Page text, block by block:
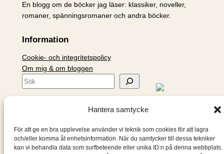
Hantera samtycke
För att ge en bra upplevelse använder vi teknik som cookies för att lagra
och/eller komma åt enhetsinformation. När du samtycker till dessa tekniker
kan vi behandla data som surfbeteende eller unika ID:n på denna webbplats.
En blogg om de böcker jag läser: klassiker, noveller,
romaner, spänningsromaner och andra böcker.
Information
Cookie- och integritetspolicy
Om mig & om bloggen
S